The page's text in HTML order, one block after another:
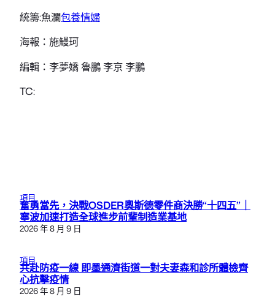
統籌:魚瀾包養情婦
海報：施鰻珂
編輯：李夢嬌 魯鵬 李京 李鵬
TC:
項目
奮勇當先，決戰OSDER奧斯德零件商決勝“十四五”｜
寧波加速打造全球進步前輩制造業基地
2026 年 8 月 9 日
項目
共赴防疫一線 即墨通濟街道一對夫妻森和診所體檢齊
心抗擊疫情
2026 年 8 月 9 日